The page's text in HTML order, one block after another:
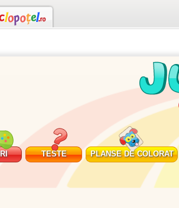
TESTE PLANSE DE COLORAT